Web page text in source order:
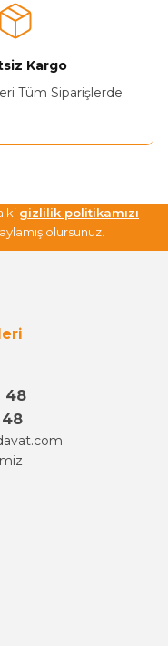
Kargo
Tüm Siparişlerde
ki gizlilik politikamızı
olursunuz.
48
48